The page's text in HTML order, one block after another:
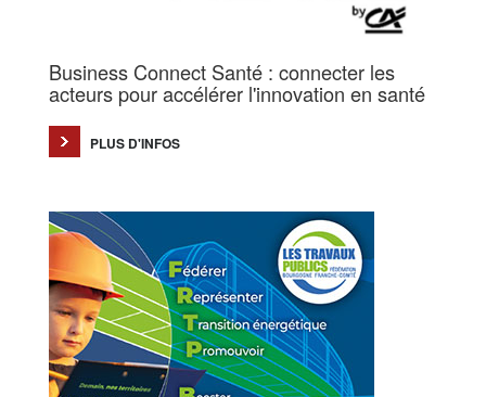
Business Connect Santé : connecter les
acteurs pour accélérer l'innovation en santé
PLUS D'INFOS